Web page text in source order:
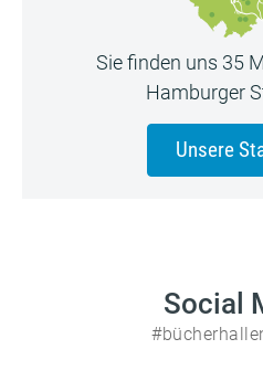
Sie finden uns 35
Hamburger
Unsere
Social